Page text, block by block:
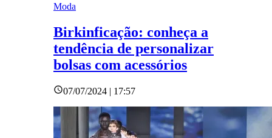
Moda
Birkinficação: conheça a
tendência de personalizar
bolsas com acessórios
07/07/2024 | 17:57